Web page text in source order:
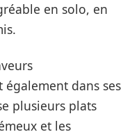
en solo, en
également dans ses
plusieurs plats
et les